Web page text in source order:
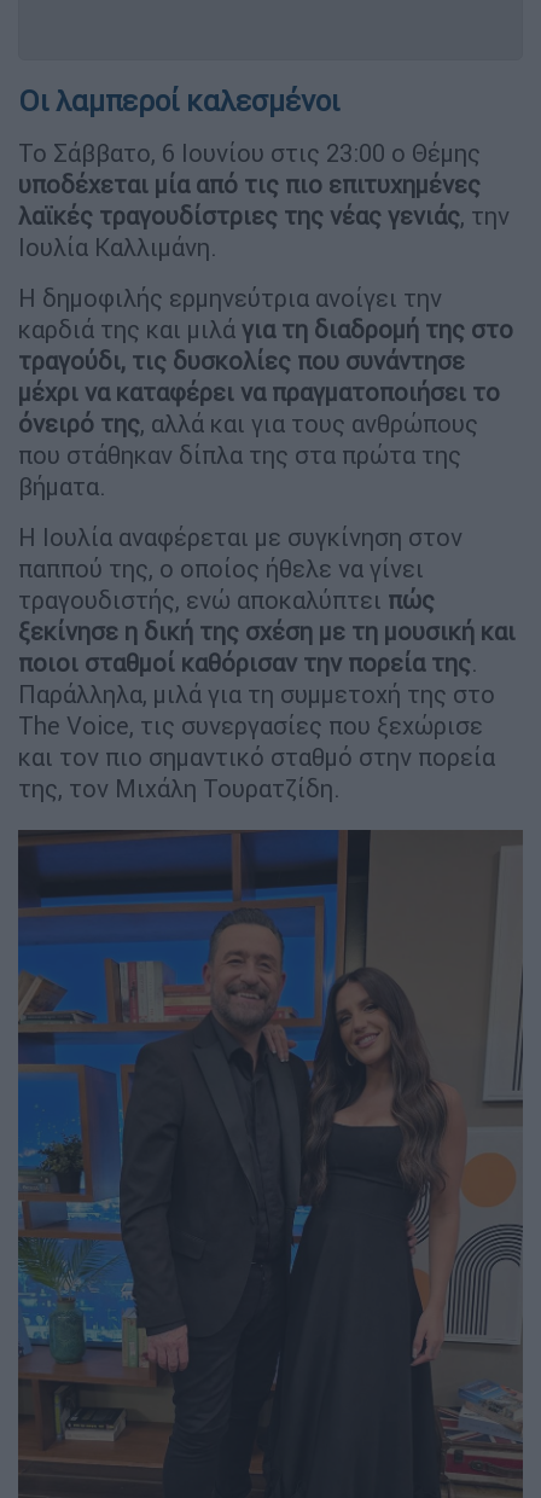
Οι λαμπεροί καλεσμένοι
Το Σάββατο, 6 Ιουνίου στις 23:00 ο Θέμης
υποδέχεται μία από τις πιο επιτυχημένες
λαϊκές τραγουδίστριες της νέας γενιάς, την
Ιουλία Καλλιμάνη.
Η δημοφιλής ερμηνεύτρια ανοίγει την
καρδιά της και μιλά για τη διαδρομή της στο
τραγούδι, τις δυσκολίες που συνάντησε
μέχρι να καταφέρει να πραγματοποιήσει το
όνειρό της, αλλά και για τους ανθρώπους
που στάθηκαν δίπλα της στα πρώτα της
βήματα.
Η Ιουλία αναφέρεται με συγκίνηση στον
παππού της, ο οποίος ήθελε να γίνει
τραγουδιστής, ενώ αποκαλύπτει πώς
ξεκίνησε η δική της σχέση με τη μουσική και
ποιοι σταθμοί καθόρισαν την πορεία της.
Παράλληλα, μιλά για τη συμμετοχή της στο
The Voice, τις συνεργασίες που ξεχώρισε
και τον πιο σημαντικό σταθμό στην πορεία
της, τον Μιχάλη Τουρατζίδη.